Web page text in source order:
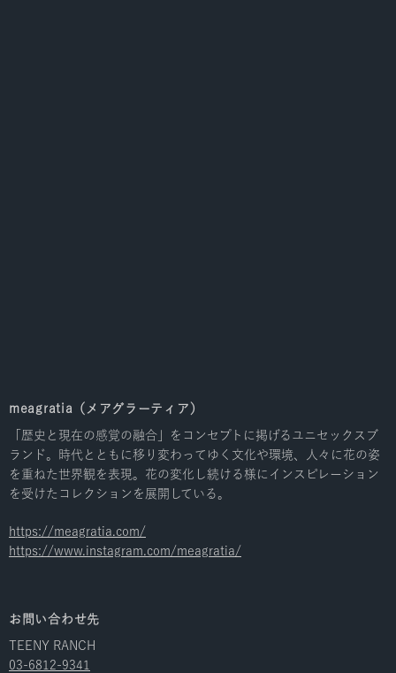
meagratia（メアグラーティア）
「歴史と現在の感覚の融合」をコンセプトに掲げるユニセックスブ
ランド。時代とともに移り変わってゆく文化や環境、人々に花の姿
を重ねた世界観を表現。花の変化し続ける様にインスピレーション
を受けたコレクションを展開している。
https://meagratia.com/
https://www.instagram.com/meagratia/
お問い合わせ先
TEENY RANCH
03-6812-9341